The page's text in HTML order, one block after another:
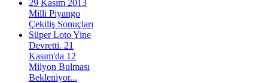
29 Kasım 2013
Milli Piyango
Çekiliş Sonuçları
Süper Loto Yine
Devretti. 21
Kasım'da 12
Milyon Bulması
Bekleniyor...